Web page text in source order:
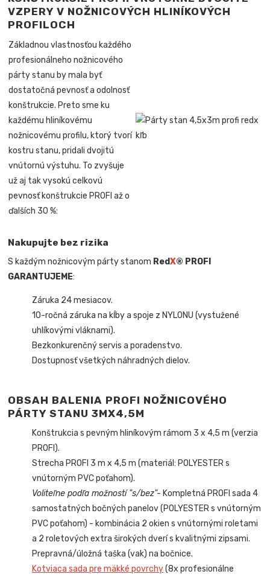
VZPERY V NOŽNICOVÝCH HLINÍKOVÝCH
PROFILOCH
Základnou vlastnosťou každého
profesionálneho nožnicového
párty stanu by mala byť
dostatočná pevnosť a odolnosť
konštrukcie. Preto sme ku
každému hliníkovému
nožnicovému profilu, ktorý tvorí
kostru stanu, pridali dvojitú
vnútornú výstuhu. To zvyšuje
už aj tak vysokú celkovú
pevnosť konštrukcie PROFI až o
ďalších 30 %:
Nakupujte bez rizika
S každým nožnicovým párty stanom RedX® PROFI
GARANTUJEME:
Záruka 24 mesiacov.
10-ročná záruka na kĺby a spoje z NYLONU (vystužené
uhlíkovými vláknami).
Bezkonkurenčný servis a poradenstvo.
Dostupnosť všetkých náhradných dielov.
OBSAH BALENIA PROFI NOŽNICOVÉHO
PÁRTY STANU 3MX4,5M
Konštrukcia s pevným hliníkovým rámom 3 x 4,5 m (verzia
PROFI).
Strecha PROFI 3 m x 4,5 m (materiál: POLYESTER s
vnútorným PVC poťahom).
Voliteľne podľa možností "s/bez"- Kompletná PROFI sada 4
samostatných bočných panelov (POLYESTER s vnútorným
PVC poťahom) - kombinácia 2 okien s vnútornými roletami
a 2 roletových extra širokých dverí s kvalitnými zipsami.
Prepravná/úložná taška (vak) na bočnice.
Kotviaca sada pre mäkké povrchy(8x profesionálne